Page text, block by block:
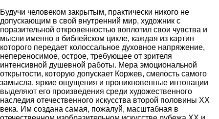
Будучи человеком закрытым, практически никого не
допускающим в свой внутренний мир, художник с
поразительной откровенностью воплотил свои чувства и
мысли именно в библейском цикле, каждая из картин
которого передает колоссальное духовное напряжение,
непереносимое, острое, требующее от зрителя
интенсивной душевной работы. Мера эмоциональной
открытости, которую допускает Коржев, смелость самого
замысла, яркие ощущения и проникновенные интонации
выделяют его произведения среди художественного
наследия отечественного искусства второй половины XX
века. Им создана самая, пожалуй, масштабная в